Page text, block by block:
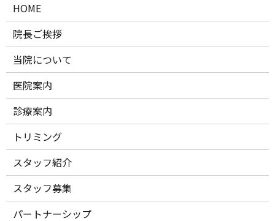
HOME
院長ご挨拶
当院について
医院案内
診療案内
トリミング
スタッフ紹介
スタッフ募集
パートナーシップ